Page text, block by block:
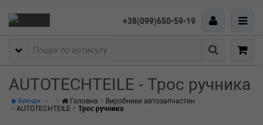
+38(099)650-59-19
Пошук
AUTOTECHTEILE - Трос ручника
Бренди Головна
Виробники автозапчастин
AUTOTECHTEILE
Трос ручника